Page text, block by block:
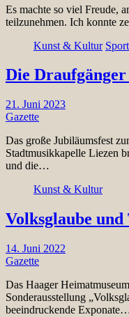
Es machte so viel Freude,
teilzunehmen. Ich konnte
Kunst & Kultur
Die
21. Juni 2023
Gazette
Das große Jubiläumsfest
Stadtmusikkapelle Liezen
und die…
Kunst & Kultur
Volksglaube
14. Juni 2022
Gazette
Das Haager
Sonderausstellung
beeindruckende